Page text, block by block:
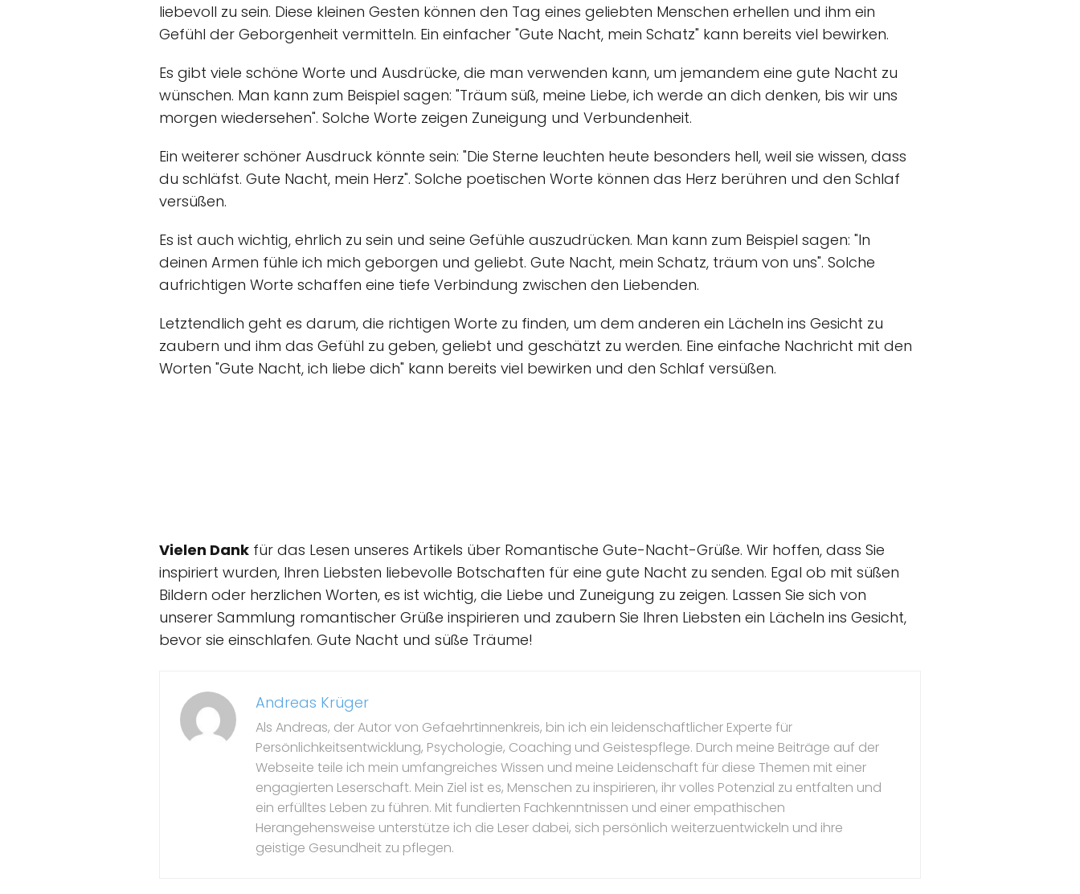
liebevoll zu sein. Diese kleinen Gesten können den Tag eines geliebten Menschen erhellen und ihm ein
Gefühl der Geborgenheit vermitteln. Ein einfacher "Gute Nacht, mein Schatz" kann bereits viel bewirken.
Es gibt viele schöne Worte und Ausdrücke, die man verwenden kann, um jemandem eine gute Nacht zu
wünschen. Man kann zum Beispiel sagen: "Träum süß, meine Liebe, ich werde an dich denken, bis wir uns
morgen wiedersehen". Solche Worte zeigen Zuneigung und Verbundenheit.
Ein weiterer schöner Ausdruck könnte sein: "Die Sterne leuchten heute besonders hell, weil sie wissen, dass
du schläfst. Gute Nacht, mein Herz". Solche poetischen Worte können das Herz berühren und den Schlaf
versüßen.
Es ist auch wichtig, ehrlich zu sein und seine Gefühle auszudrücken. Man kann zum Beispiel sagen: "In
deinen Armen fühle ich mich geborgen und geliebt. Gute Nacht, mein Schatz, träum von uns". Solche
aufrichtigen Worte schaffen eine tiefe Verbindung zwischen den Liebenden.
Letztendlich geht es darum, die richtigen Worte zu finden, um dem anderen ein Lächeln ins Gesicht zu
zaubern und ihm das Gefühl zu geben, geliebt und geschätzt zu werden. Eine einfache Nachricht mit den
Worten "Gute Nacht, ich liebe dich" kann bereits viel bewirken und den Schlaf versüßen.
Vielen Dank für das Lesen unseres Artikels über Romantische Gute-Nacht-Grüße. Wir hoffen, dass Sie
inspiriert wurden, Ihren Liebsten liebevolle Botschaften für eine gute Nacht zu senden. Egal ob mit süßen
Bildern oder herzlichen Worten, es ist wichtig, die Liebe und Zuneigung zu zeigen. Lassen Sie sich von
unserer Sammlung romantischer Grüße inspirieren und zaubern Sie Ihren Liebsten ein Lächeln ins Gesicht,
bevor sie einschlafen. Gute Nacht und süße Träume!
Andreas Krüger
Als Andreas, der Autor von Gefaehrtinnenkreis, bin ich ein leidenschaftlicher Experte für
Persönlichkeitsentwicklung, Psychologie, Coaching und Geistespflege. Durch meine Beiträge auf der
Webseite teile ich mein umfangreiches Wissen und meine Leidenschaft für diese Themen mit einer
engagierten Leserschaft. Mein Ziel ist es, Menschen zu inspirieren, ihr volles Potenzial zu entfalten und
ein erfülltes Leben zu führen. Mit fundierten Fachkenntnissen und einer empathischen
Herangehensweise unterstütze ich die Leser dabei, sich persönlich weiterzuentwickeln und ihre
geistige Gesundheit zu pflegen.